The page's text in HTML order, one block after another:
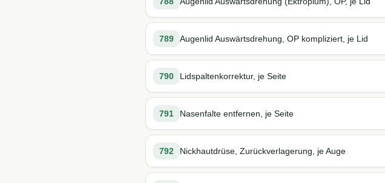
789 Augenlid Auswärtsdrehung, OP kompliziert, je Lid
790 Lidspaltenkorrektur, je Seite
791 Nasenfalte entfernen, je Seite
792 Nickhautdrüse, Zurückverlagerung, je Auge